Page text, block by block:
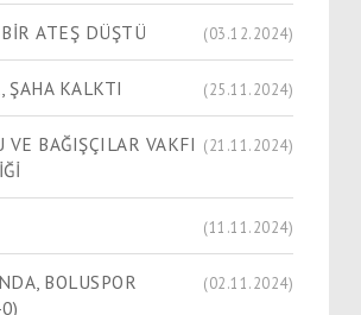
ATEŞ DÜŞTÜ (03.12.2024)
ŞAHA KALKTI (25.11.2024)
VE BAĞIŞÇILAR VAKFI (21.11.2024)
(11.11.2024)
BOLUSPOR
(02.11.2024)